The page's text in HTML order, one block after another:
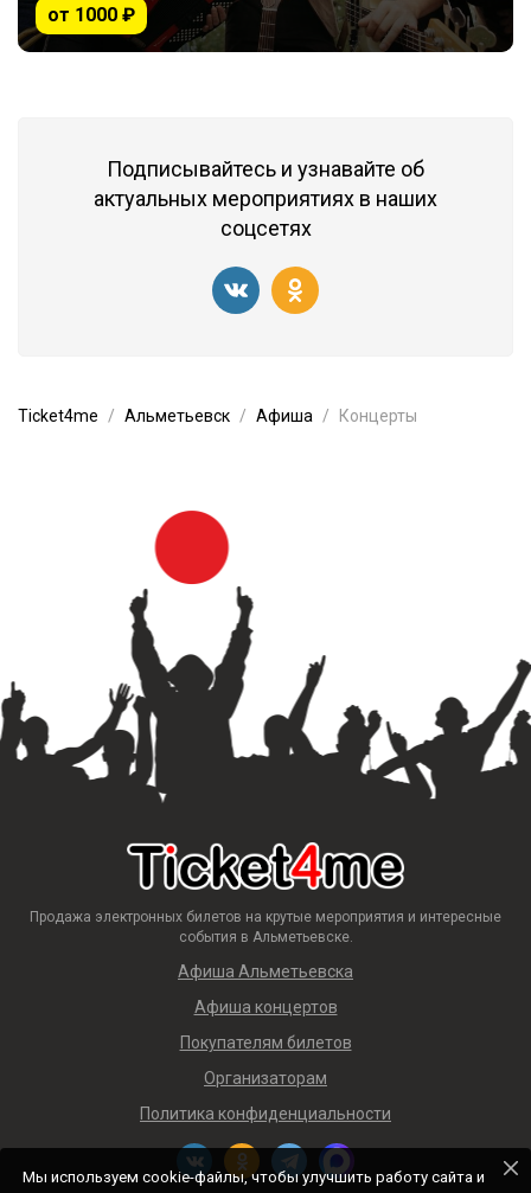
от 1000 ₽
Подписывайтесь и узнавайте об
актуальных мероприятиях в наших
соцсетях
Ticket4me Альметьевск Афиша Концерты
Продажа электронных билетов на крутые мероприятия и интересные
события в Альметьевске.
Афиша Альметьевска
Афиша концертов
Покупателям билетов
Организаторам
Политика конфиденциальности
Мы используем cookie-файлы, чтобы улучшить работу сайта и